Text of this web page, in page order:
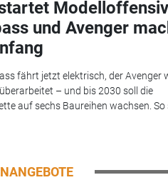
und Avenger
fährt jetzt elektrisch, der Avenger
– und bis 2030 soll die
auf sechs Baureihen wachsen. So